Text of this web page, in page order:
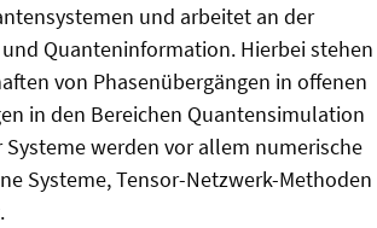
und arbeitet an der
Quanteninformation. Hierbei stehen
von Phasenübergängen in offenen
in den Bereichen Quantensimulation
werden vor allem numerische
Systeme, Tensor-Netzwerk-Methoden